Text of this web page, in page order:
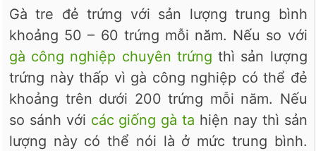
Gà tre đẻ trứng với sản lượng trung bình
khoảng 50 – 60 trứng mỗi năm. Nếu so với
gà công nghiệp chuyên trứng thì sản lượng
trứng này thấp vì gà công nghiệp có thể đẻ
khoảng trên dưới 200 trứng mỗi năm. Nếu
so sánh với các giống gà ta hiện nay thì sản
lượng này có thể nói là ở mức trung bình.